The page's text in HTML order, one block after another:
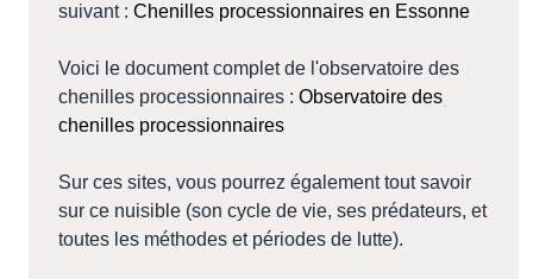
suivant : Chenilles processionnaires en Essonne
Voici le document complet de l'observatoire des
chenilles processionnaires : Observatoire des
chenilles processionnaires
Sur ces sites, vous pourrez également tout savoir
sur ce nuisible (son cycle de vie, ses prédateurs, et
toutes les méthodes et périodes de lutte).